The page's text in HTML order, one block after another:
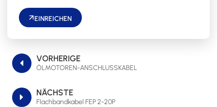
EINREICHEN
VORHERIGE
ÖLMOTOREN-ANSCHLUSSKABEL
NÄCHSTE
Flachbandkabel FEP 2-20P